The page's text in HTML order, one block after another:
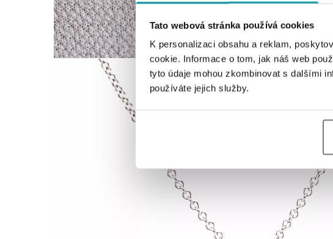
Tato webová stránka používá cookies
K personalizaci obsahu a reklam,
cookie. Informace o tom, jak náš web
tyto údaje mohou zkombinovat s dalšími
používáte jejich služby.